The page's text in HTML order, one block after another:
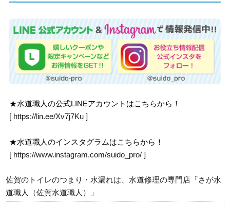
★水道職人の公式LINEアカウントはこちらから！
[ https://lin.ee/Xv7j7Ku ]
★水道職人のインスタグラムはこちらから！
[ https://www.instagram.com/suido_pro/ ]
佐賀のトイレのつまり・水漏れは、水道修理の専門店「さが水
道職人（佐賀水道職人）」